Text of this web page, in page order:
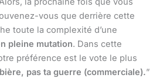
vous que derrière cette
toute la complexité d’une
pleine mutation. Dans cette
préférence est le vote le plus
pas ta guerre (commerciale).”